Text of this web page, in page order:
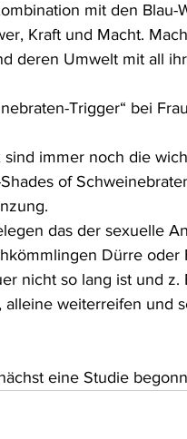
mit den
Kraft und Macht.
deren Umwelt mit all
Trigger“ bei
sind immer noch die
of
das der sexuelle
Dürre
nicht so lang ist und
alleine weiterreifen und
eine Studie